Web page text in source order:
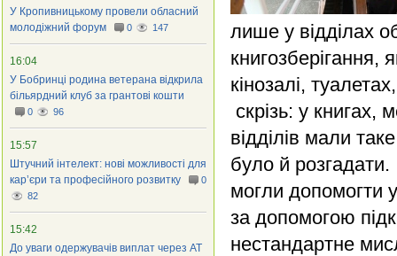
лише у відділах
книгозберігання,
кінозалі,
скрізь: у книгах,
відділів мали
було й розгадати.
могли допомогти
за допомогою
нестандартне
У Кропивницькому провели обласний
молодіжний форум
0 147
16:04
У Бобринці родина ветерана відкрила
більярдний клуб за грантові кошти
0 96
15:57
Штучний інтелект: нові можливості для
кар’єри та професійного розвитку
0
82
15:42
До уваги одержувачів виплат через АТ